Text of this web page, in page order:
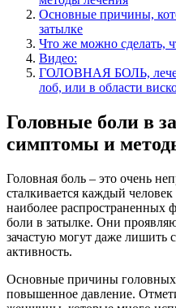
Основные причины,
затылке
Что же можно сделать,
Видео:
ГОЛОВНАЯ БОЛЬ,
лоб, или в области
Головные боли в
симптомы и
Головная боль – это очень
сталкивается каждый
наиболее распространенных
боли в затылке. Они
зачастую могут даже лишить
активность.
Основные причины головных
повышенное давление.